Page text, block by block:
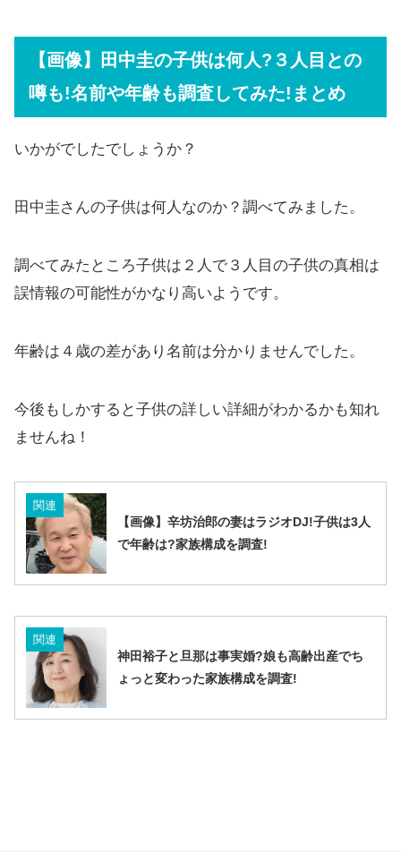
【画像】田中圭の子供は何人?３人目との
噂も!名前や年齢も調査してみた!まとめ
いかがでしたでしょうか？
田中圭さんの子供は何人なのか？調べてみました。
調べてみたところ子供は２人で３人目の子供の真相は
誤情報の可能性がかなり高いようです。
年齢は４歳の差があり名前は分かりませんでした。
今後もしかすると子供の詳しい詳細がわかるかも知れ
ませんね！
関連
【画像】辛坊治郎の妻はラジオDJ!子供は3人
で年齢は?家族構成を調査!
関連
神田裕子と旦那は事実婚?娘も高齢出産でち
ょっと変わった家族構成を調査!